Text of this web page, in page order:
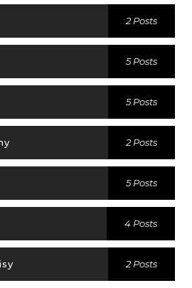
2 Posts
5 Posts
5 Posts
2 Posts
5 Posts
4 Posts
2 Posts